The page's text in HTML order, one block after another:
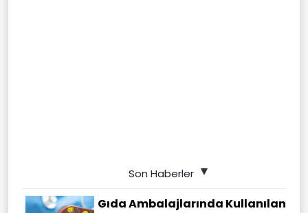
Son Haberler
Gıda Ambalajlarında Kullanılan